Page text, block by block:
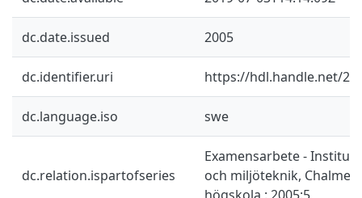
dc.date.issued 2005
dc.identifier.uri https://hdl.handle.net/
dc.language.iso swe
dc.relation.ispartofseries
Examensarbete -
och miljöteknik,